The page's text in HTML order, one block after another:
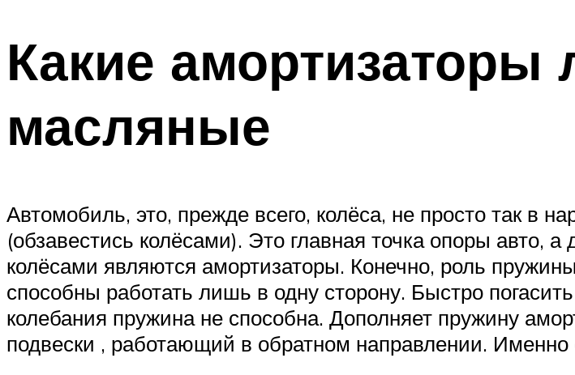
Какие амортизаторы
масляные
Автомобиль, это, прежде всего, колёса, не просто так в
(обзавестись колёсами). Это главная точка опоры
колёсами являются амортизаторы. Конечно, роль
способны работать лишь в одну сторону. Быстро
колебания пружина не способна. Дополняет пружину
подвески , работающий в обратном направлении. Именно